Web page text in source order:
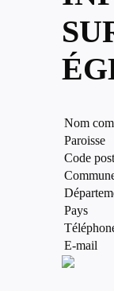
Nom
Paroisse
Code
Pays
E-mail